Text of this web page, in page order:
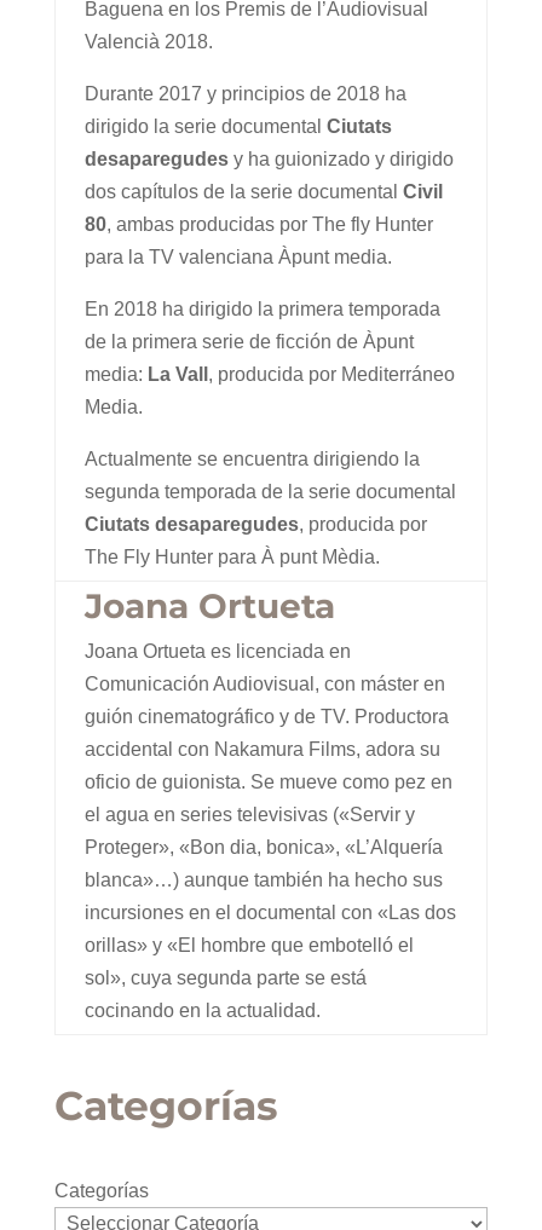
Baguena en los Premis de l’Audiovisual
Valencià 2018.
Durante 2017 y principios de 2018 ha
dirigido la serie documental Ciutats
desaparegudesy ha guionizado y dirigido
dos capítulos de la serie documental Civil
80, ambas producidas por The fly Hunter
para la TV valenciana Àpunt media.
En 2018 ha dirigido la primera temporada
de la primera serie de ficción de Àpunt
media: La Vall , producida por Mediterráneo
Media.
Actualmente se encuentra dirigiendo la
segunda temporada de la serie documental
Ciutats desaparegudes, producida por
The Fly Hunter para À punt Mèdia.
Joana Ortueta
Joana Ortueta es licenciada en
Comunicación Audiovisual, con máster en
guión cinematográfico y de TV. Productora
accidental con Nakamura Films, adora su
oficio de guionista. Se mueve como pez en
el agua en series televisivas («Servir y
Proteger», «Bon dia, bonica», «L’Alquería
blanca»…) aunque también ha hecho sus
incursiones en el documental con «Las dos
orillas» y «El hombre que embotelló el
sol», cuya segunda parte se está
cocinando en la actualidad.
Categorías
Categorías